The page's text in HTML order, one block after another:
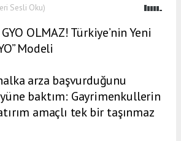
Sesli Oku)
OLMAZ! Türkiye’nin Yeni
Modeli
arza başvurduğunu
baktım: Gayrimenkullerin
amaçlı tek bir taşınmaz